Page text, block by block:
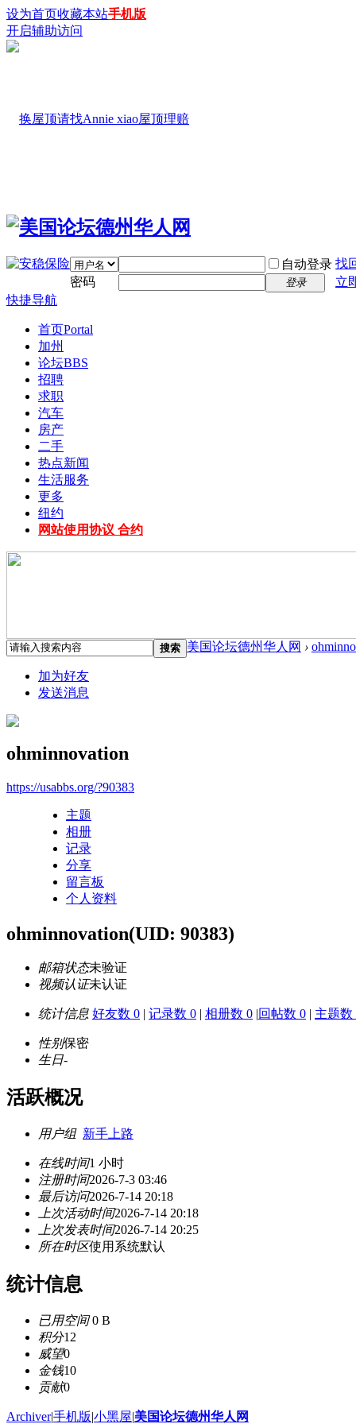
设为首页收藏本站手机版
开启辅助访问
自动登录 找
密码
登录
立
快捷导航
首页Portal
加州
论坛BBS
招聘
求职
汽车
房产
二手
热点新闻
生活服务
更多
纽约
网站使用协议 合约
搜索 美国论坛德州华人网 ›
加为好友
发送消息
ohminnovation
https://usabbs.org/?90383
主题
相册
记录
分享
留言板
个人资料
ohminnovation(UID: 90383)
邮箱状态未验证
视频认证未认证
统计信息 好友数 0 | 记录数 0 | 相册数 0 |回帖数 0 | 主题数
性别保密
生日-
活跃概况
用户组 新手上路
在线时间1 小时
注册时间2026-7-3 03:46
最后访问2026-7-14 20:18
上次活动时间2026-7-14 20:18
上次发表时间2026-7-14 20:25
所在时区使用系统默认
统计信息
已用空间0 B
积分12
威望0
金钱10
贡献0
Archiver|手机版|小黑屋|美国论坛德州华人网